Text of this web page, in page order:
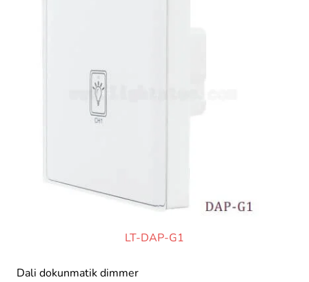
LT-DAP-G1
Dali dokunmatik dimmer